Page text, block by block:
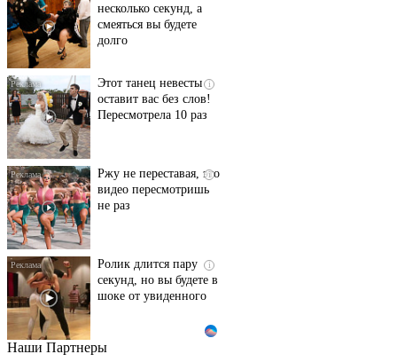
несколько секунд, а
смеяться вы будете
долго
i
Этот танец невесты
оставит вас без слов!
Пересмотрела 10 раз
i
Ржу не переставая, это
видео пересмотришь
не раз
i
Ролик длится пару
секунд, но вы будете в
шоке от увиденного
Скрытые признаки
Наши Партнеры